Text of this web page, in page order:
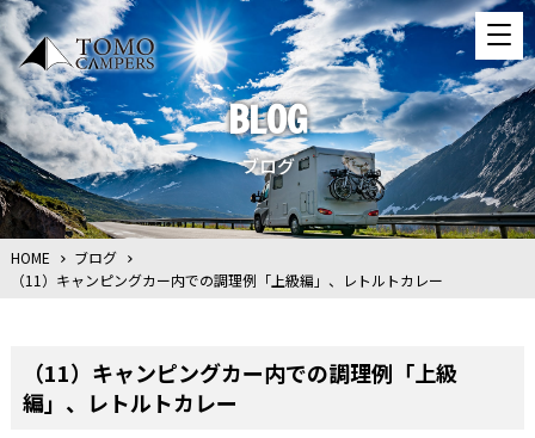
BLOG
ブログ
HOME
ブログ
（11）キャンピングカー内での調理例「上級編」、レトルトカレー
（11）キャンピングカー内での調理例「上級
編」、レトルトカレー